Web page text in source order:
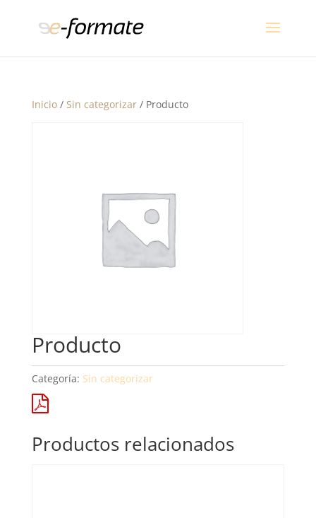
Inicio/ Sin categorizar/ Producto
Producto
Categoría: Sin categorizar
Productos relacionados